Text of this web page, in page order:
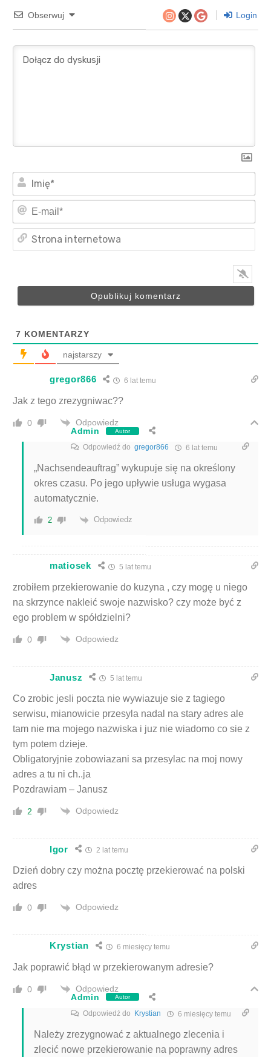
Obserwuj Login
E-
7 KOMENTARZY
najstarszy
gregor866 6 lat temu
Jak z tego zrezygniwac??
0
Odpowiedz
Admin
Autor
Odpowiedź do gregor866 6 lat temu
„Nachsendeauftrag” wykupuje się na określony
okres czasu. Po jego upływie usługa wygasa
automatycznie.
2 Odpowiedz
matiosek 5 lat temu
zrobiłem przekierowanie do kuzyna , czy mogę u niego
na skrzynce nakleić swoje nazwisko? czy może być z
ego problem w spółdzielni?
0 Odpowiedz
Janusz 5 lat temu
Co zrobic jesli poczta nie wywiazuje sie z tagiego
serwisu, mianowicie przesyla nadal na stary adres ale
tam nie ma mojego nazwiska i juz nie wiadomo co sie z
tym potem dzieje.
Obligatoryjnie zobowiazani sa przesylac na moj nowy
adres a tu ni ch..ja
Pozdrawiam – Janusz
2 Odpowiedz
Igor 2 lat temu
Dzień dobry czy można pocztę przekierować na polski
adres
0 Odpowiedz
Krystian 6 miesięcy temu
Jak poprawić błąd w przekierowanym adresie?
0
Odpowiedz
Admin
Autor
Odpowiedź do Krystian 6 miesięcy temu
Należy zrezygnować z aktualnego zlecenia i
zlecić nowe przekierowanie na poprawny adres